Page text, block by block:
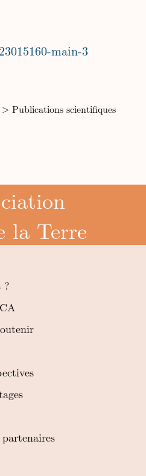
main-3
> Publications scientifiques
la Terre
?